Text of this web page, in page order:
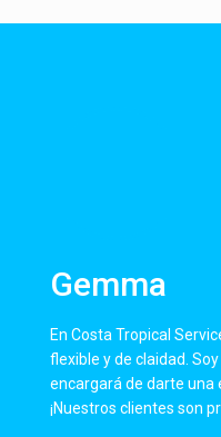
Gemma
En Costa Tropical
flexible y de claidad.
encargará de darte una
¡Nuestros clientes son